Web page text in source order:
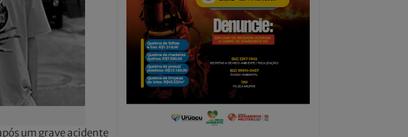
um grave acidente